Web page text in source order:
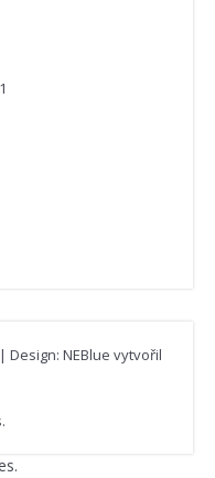
| Design: NEBlue vytvořil
.